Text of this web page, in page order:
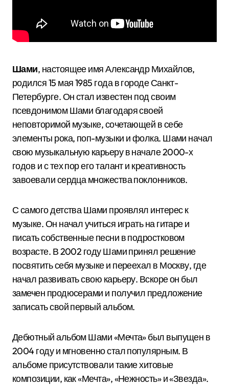
Шами, настоящее имя Александр Михайлов,
родился 15 мая 1985 года в городе Санкт-
Петербурге. Он стал известен под своим
псевдонимом Шами благодаря своей
неповторимой музыке, сочетающей в себе
элементы рока, поп-музыки и фолка. Шами начал
свою музыкальную карьеру в начале 2000-х
годов и с тех пор его талант и креативность
завоевали сердца множества поклонников.
С самого детства Шами проявлял интерес к
музыке. Он начал учиться играть на гитаре и
писать собственные песни в подростковом
возрасте. В 2002 году Шами принял решение
посвятить себя музыке и переехал в Москву, где
начал развивать свою карьеру. Вскоре он был
замечен продюсерами и получил предложение
записать свой первый альбом.
Дебютный альбом Шами «Мечта» был выпущен в
2004 году и мгновенно стал популярным. В
альбоме присутствовали такие хитовые
композиции, как «Мечта», «Нежность» и «Звезда».